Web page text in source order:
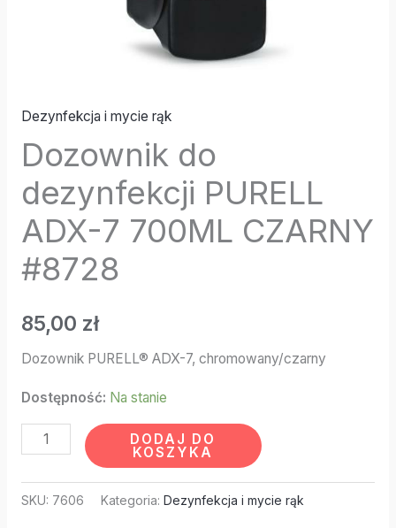
Dezynfekcja i mycie rąk
Dozownik do
dezynfekcji PURELL
ADX-7 700ML CZARNY
#8728
85,00 zł
Dozownik PURELL® ADX-7, chromowany/czarny
Dostępność: Na stanie
DODAJ DO
KOSZYKA
SKU: 7606 Kategoria: Dezynfekcja i mycie rąk